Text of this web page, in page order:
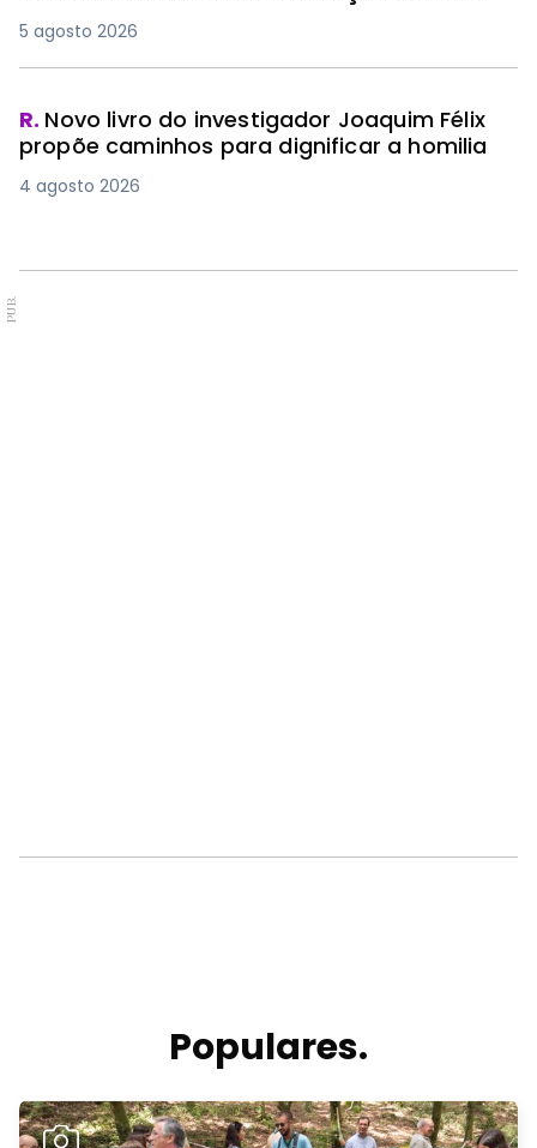
5 agosto 2026
R. Novo livro do investigador Joaquim Félix
propõe caminhos para dignificar a homilia
4 agosto 2026
PUB.
Populares.